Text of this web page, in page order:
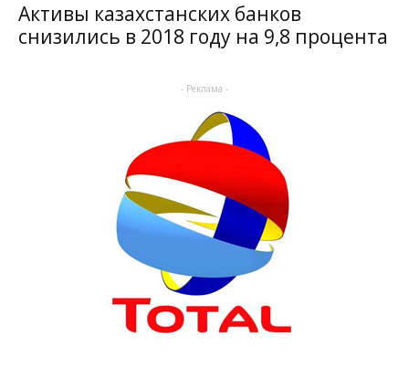
Активы казахстанских банков
снизились в 2018 году на 9,8 процента
- Реклама -